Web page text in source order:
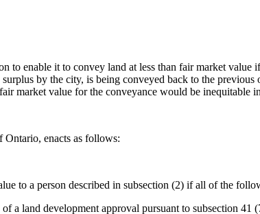
enable it to convey land at less than fair market value
by the city, is being conveyed back to the
market value for the conveyance would be inequitable
enacts as follows:
to a person described in subsection (2) if all of the
a land development approval pursuant to subsection 41